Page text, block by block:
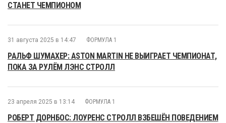
СТАНЕТ ЧЕМПИОНОМ
31 августа 2025 в 14:47 ФОРМУЛА 1
РАЛЬФ ШУМАХЕР: ASTON MARTIN НЕ ВЫИГРАЕТ ЧЕМПИОНАТ,
ПОКА ЗА РУЛЁМ ЛЭНС СТРОЛЛ
23 апреля 2025 в 13:14 ФОРМУЛА 1
РОБЕРТ ДОРНБОС: ЛОУРЕНС СТРОЛЛ ВЗБЕШЁН ПОВЕДЕНИЕМ